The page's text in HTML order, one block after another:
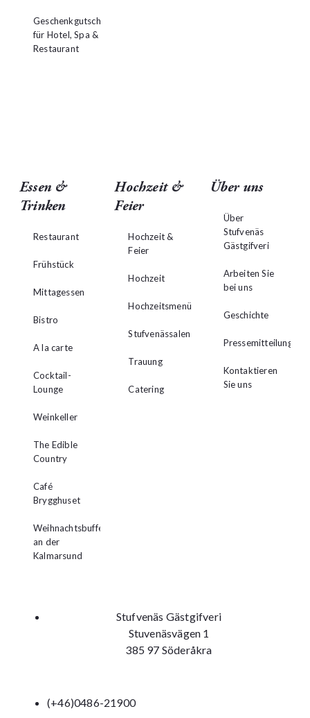
Geschenkgutschein
für Hotel, Spa &
Restaurant
Essen &
Trinken
Restaurant
Frühstück
Mittagessen
Bistro
A la carte
Cocktail-
Lounge
Weinkeller
The Edible
Country
Café
Brygghuset
Weihnachtsbuffet
an der
Kalmarsund
Hochzeit &
Feier
Hochzeit &
Feier
Hochzeit
Hochzeitsmenü
Stufvenässalen
Trauung
Catering
Über uns
Über
Stufvenäs
Gästgifveri
Arbeiten Sie
bei uns
Geschichte
Pressemitteilungen
Kontaktieren
Sie uns
Stufvenäs Gästgifveri
Stuvenäsvägen 1
385 97 Söderåkra
(+46)0486-21900